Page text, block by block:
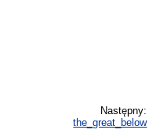
Następny:
the_great_below